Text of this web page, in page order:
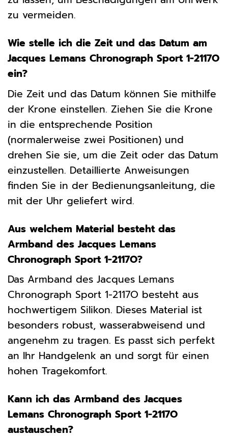
zu vermeiden.
Wie stelle ich die Zeit und das Datum am
Jacques Lemans Chronograph Sport 1-2117O
ein?
Die Zeit und das Datum können Sie mithilfe
der Krone einstellen. Ziehen Sie die Krone
in die entsprechende Position
(normalerweise zwei Positionen) und
drehen Sie sie, um die Zeit oder das Datum
einzustellen. Detaillierte Anweisungen
finden Sie in der Bedienungsanleitung, die
mit der Uhr geliefert wird.
Aus welchem Material besteht das
Armband des Jacques Lemans
Chronograph Sport 1-2117O?
Das Armband des Jacques Lemans
Chronograph Sport 1-2117O besteht aus
hochwertigem Silikon. Dieses Material ist
besonders robust, wasserabweisend und
angenehm zu tragen. Es passt sich perfekt
an Ihr Handgelenk an und sorgt für einen
hohen Tragekomfort.
Kann ich das Armband des Jacques
Lemans Chronograph Sport 1-2117O
austauschen?